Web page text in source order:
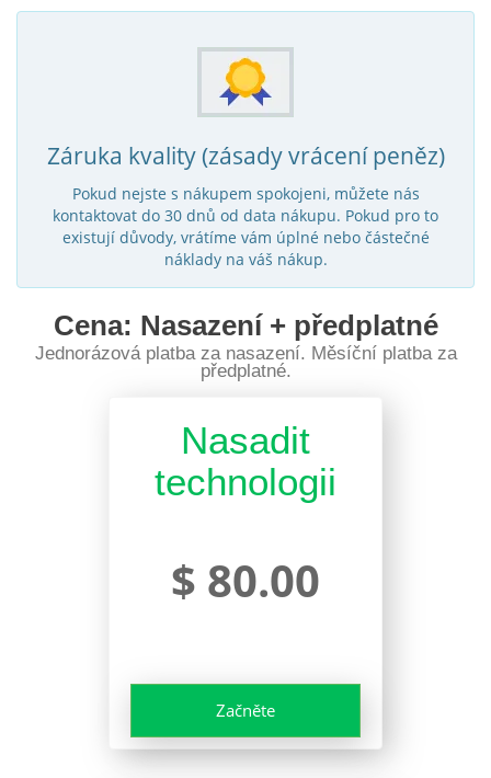
Záruka kvality (zásady vrácení peněz)
Pokud nejste s nákupem spokojeni, můžete nás
kontaktovat do 30 dnů od data nákupu. Pokud pro to
existují důvody, vrátíme vám úplné nebo částečné
náklady na váš nákup.
Cena: Nasazení + předplatné
Jednorázová platba za nasazení. Měsíční platba za
předplatné.
Nasadit
technologii
$ 80.00
Začněte